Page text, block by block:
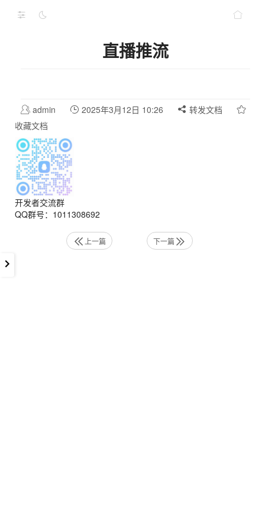
直播推流
admin 2025年3月12日 10:26
转发文档
收藏文档
开发者交流群
QQ群号：1011308692
上一篇 下一篇